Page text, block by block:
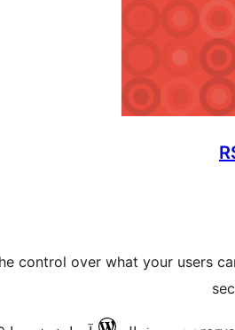
control over what your users